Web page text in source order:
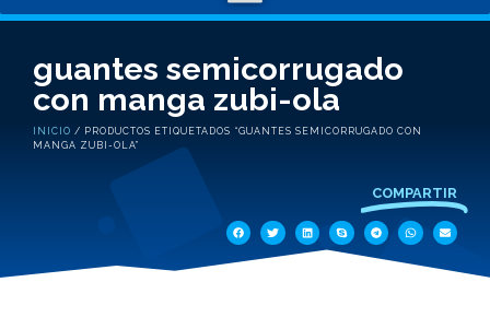
guantes semicorrugado
con manga zubi-ola
INICIO / PRODUCTOS ETIQUETADOS “GUANTES SEMICORRUGADO CON
MANGA ZUBI-OLA”
COMPARTIR